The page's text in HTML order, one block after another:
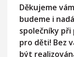
Děkujeme
budeme i
společníky
pro děti! Bez
být